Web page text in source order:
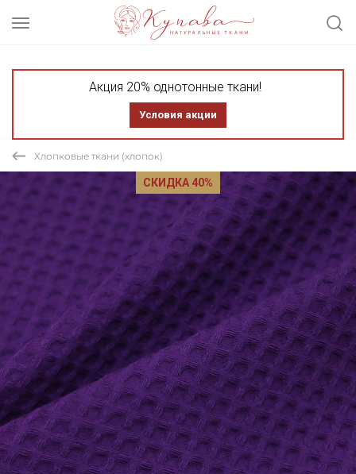
Акция 20% однотонные ткани!
Условия акции
Хлопковые ткани (хлопок)
СКИДКА 40%